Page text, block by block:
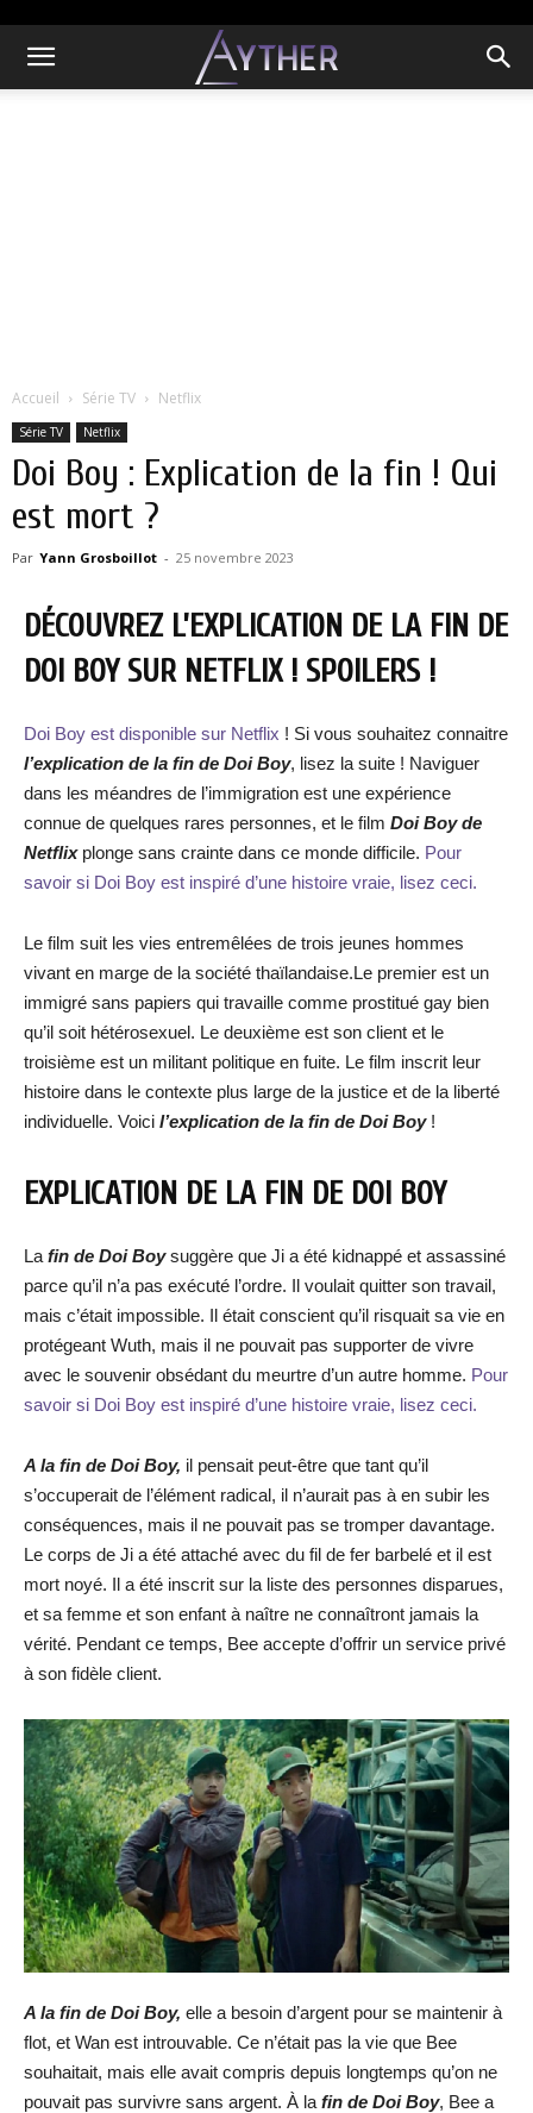
Accueil Série TV Netflix
Série TV Netflix
Doi Boy : Explication de la fin ! Qui
est mort ?
Par Yann Grosboillot - 25 novembre 2023
DÉCOUVREZ L’EXPLICATION DE LA FIN DE
DOI BOY SUR NETFLIX ! SPOILERS !
Doi Boy est disponible sur Netflix ! Si vous souhaitez connaitre
l’explication de la fin de Doi Boy, lisez la suite ! Naviguer
dans les méandres de l’immigration est une expérience
connue de quelques rares personnes, et le film Doi Boy de
Netflixplonge sans crainte dans ce monde difficile. Pour
savoir si Doi Boy est inspiré d’une histoire vraie, lisez ceci.
Le film suit les vies entremêlées de trois jeunes hommes
vivant en marge de la société thaïlandaise.Le premier est un
immigré sans papiers qui travaille comme prostitué gay bien
qu’il soit hétérosexuel. Le deuxième est son client et le
troisième est un militant politique en fuite. Le film inscrit leur
histoire dans le contexte plus large de la justice et de la liberté
individuelle. Voici l’explication de la fin de Doi Boy!
EXPLICATION DE LA FIN DE DOI BOY
La fin de Doi Boysuggère que Ji a été kidnappé et assassiné
parce qu’il n’a pas exécuté l’ordre. Il voulait quitter son travail,
mais c’était impossible. Il était conscient qu’il risquait sa vie en
protégeant Wuth, mais il ne pouvait pas supporter de vivre
avec le souvenir obsédant du meurtre d’un autre homme. Pour
savoir si Doi Boy est inspiré d’une histoire vraie, lisez ceci.
A la fin de Doi Boy, il pensait peut-être que tant qu’il
s’occuperait de l’élément radical, il n’aurait pas à en subir les
conséquences, mais il ne pouvait pas se tromper davantage.
Le corps de Ji a été attaché avec du fil de fer barbelé et il est
mort noyé. Il a été inscrit sur la liste des personnes disparues,
et sa femme et son enfant à naître ne connaîtront jamais la
vérité. Pendant ce temps, Bee accepte d’offrir un service privé
à son fidèle client.
A la fin de Doi Boy, elle a besoin d’argent pour se maintenir à
flot, et Wan est introuvable. Ce n’était pas la vie que Bee
souhaitait, mais elle avait compris depuis longtemps qu’on ne
pouvait pas survivre sans argent. À la fin de Doi Boy, Bee a